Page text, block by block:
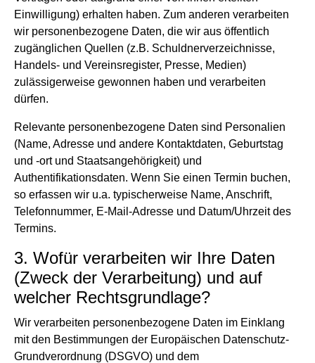
Einwilligung) erhalten haben. Zum anderen verarbeiten
wir personenbezogene Daten, die wir aus öffentlich
zugänglichen Quellen (z.B. Schuldnerverzeichnisse,
Handels- und Vereinsregister, Presse, Medien)
zulässigerweise gewonnen haben und verarbeiten
dürfen.
Relevante personenbezogene Daten sind Personalien
(Name, Adresse und andere Kontaktdaten, Geburtstag
und -ort und Staatsangehörigkeit) und
Authentifikationsdaten. Wenn Sie einen Termin buchen,
so erfassen wir u.a. typischerweise Name, Anschrift,
Telefonnummer, E-Mail-Adresse und Datum/Uhrzeit des
Termins.
3. Wofür verarbeiten wir Ihre Daten
(Zweck der Verarbeitung) und auf
welcher Rechtsgrundlage?
Wir verarbeiten personenbezogene Daten im Einklang
mit den Bestimmungen der Europäischen Datenschutz-
Grundverordnung (DSGVO) und dem